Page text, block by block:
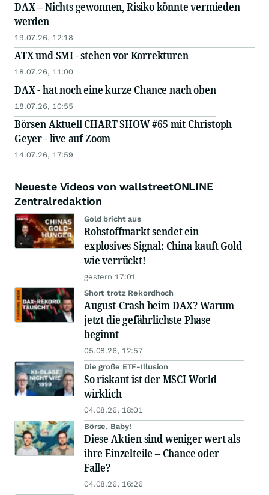
DAX – Nichts gewonnen, Risiko könnte vermieden
werden
19.07.26, 12:18
ATX und SMI - stehen vor Korrekturen
18.07.26, 11:00
DAX - hat noch eine kurze Chance nach oben
18.07.26, 10:55
Börsen Aktuell CHART SHOW #65 mit Christoph
Geyer - live auf Zoom
14.07.26, 17:59
Neueste Videos von wallstreetONLINE
Zentralredaktion
Gold bricht aus
Rohstoffmarkt sendet ein
explosives Signal: China kauft Gold
wie verrückt!
gestern 17:01
Short trotz Rekordhoch
August-Crash beim DAX? Warum
jetzt die gefährlichste Phase
beginnt
05.08.26, 12:57
Die große ETF-Illusion
So riskant ist der MSCI World
wirklich
04.08.26, 18:01
Börse, Baby!
Diese Aktien sind weniger wert als
ihre Einzelteile – Chance oder
Falle?
04.08.26, 16:26